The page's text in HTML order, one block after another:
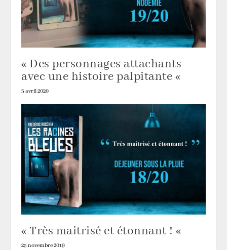
« Des personnages attachants
avec une histoire palpitante «
3 avril 2020
« Très maitrisé et étonnant ! «
25 novembre 2019